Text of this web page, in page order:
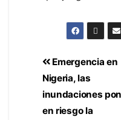
Emergencia en
Nigeria, las
inundaciones
en riesgo la